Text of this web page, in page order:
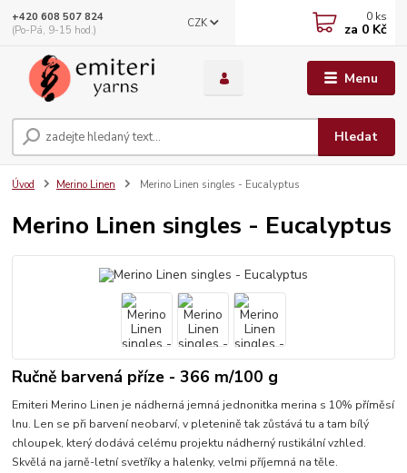
Menu
CZK
Hledat
+420 608 507 824
(Po-Pá, 9-15 hod.)
0 ks
za 0 Kč
Úvod Merino Linen Merino Linen singles - Eucalyptus
Merino Linen singles - Eucalyptus
Ručně barvená příze - 366 m/100 g
Emiteri Merino Linen je nádherná jemná jednonitka merina s 10% příměsí
lnu. Len se při barvení neobarví, v pletenině tak zůstává tu a tam bílý
chloupek, který dodává celému projektu nádherný rustikální vzhled.
Skvělá na jarně-letní svetříky a halenky, velmi příjemná na těle.